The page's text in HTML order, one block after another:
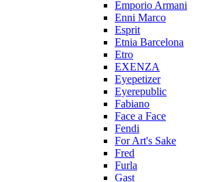
Emporio Armani
Enni Marco
Esprit
Etnia Barcelona
Etro
EXENZA
Eyepetizer
Eyerepublic
Fabiano
Face a Face
Fendi
For Art's Sake
Fred
Furla
Gast